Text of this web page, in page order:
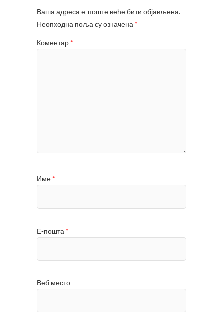
Ваша адреса е-поште неће бити објављена.
Неопходна поља су означена *
Коментар *
Име *
Е-пошта *
Веб место